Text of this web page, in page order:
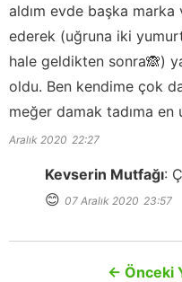
aldım evde başka
ederek (uğruna iki
hale geldikten sonra🙈)
oldu. Ben kendime çok
meğer damak tadıma en
Aralık 2020 22:27
Kevserin Mutfağı:
😊 07 Aralık 2020 23:57
← Önceki